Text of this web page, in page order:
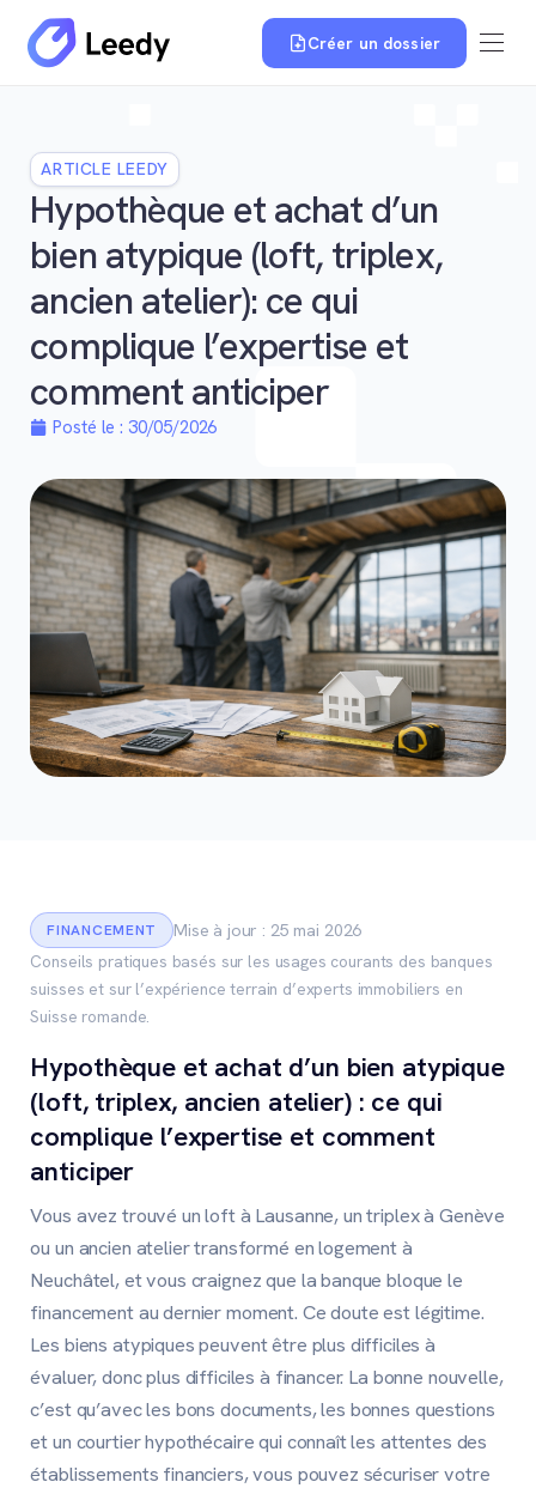
Créer un dossier
ARTICLE LEEDY
Hypothèque et achat d’un
bien atypique (loft, triplex,
ancien atelier): ce qui
complique l’expertise et
comment anticiper
Posté le : 30/05/2026
FINANCEMENT
Mise à jour : 25 mai 2026
Conseils pratiques basés sur les usages courants des banques
suisses et sur l’expérience terrain d’experts immobiliers en
Suisse romande.
Hypothèque et achat d’un bien atypique
(loft, triplex, ancien atelier) : ce qui
complique l’expertise et comment
anticiper
Vous avez trouvé un loft à Lausanne, un triplex à Genève
ou un ancien atelier transformé en logement à
Neuchâtel, et vous craignez que la banque bloque le
financement au dernier moment. Ce doute est légitime.
Les biens atypiques peuvent être plus difficiles à
évaluer, donc plus difficiles à financer. La bonne nouvelle,
c’est qu’avec les bons documents, les bonnes questions
et un courtier hypothécaire qui connaît les attentes des
établissements financiers, vous pouvez sécuriser votre